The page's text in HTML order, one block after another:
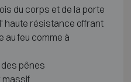
du corps et de la porte
haute résistance offrant
au feu comme à
pênes
massif